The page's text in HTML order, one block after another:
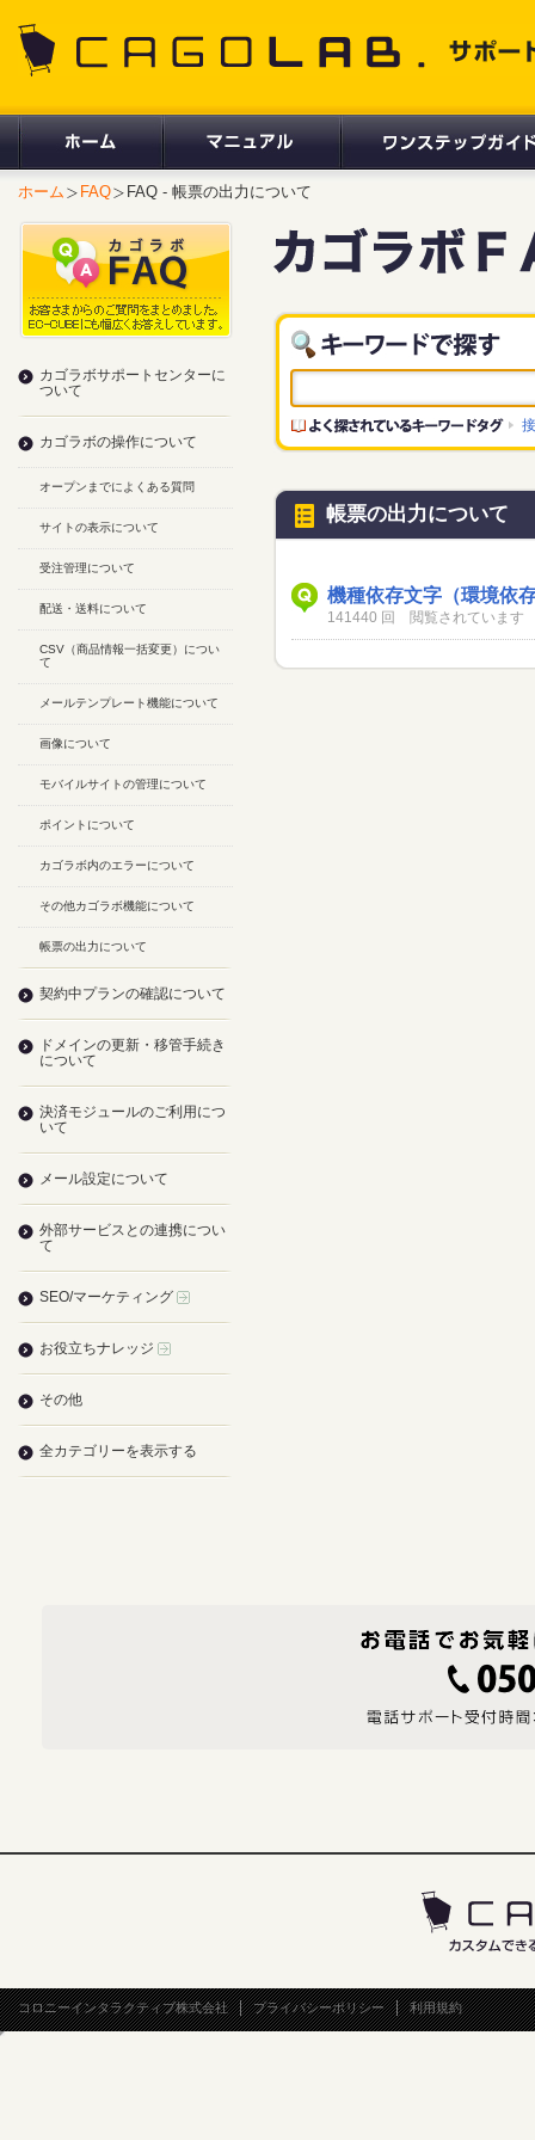
ホーム FAQ FAQ - 帳票の出力について
帳票の出力について
機種依存文字（環境依
141440 回 閲覧されています
カゴラボサポートセンターに
ついて
カゴラボの操作について
オープンまでによくある質問
サイトの表示について
受注管理について
配送・送料について
CSV（商品情報一括変更）につい
て
メールテンプレート機能について
画像について
モバイルサイトの管理について
ポイントについて
カゴラボ内のエラーについて
その他カゴラボ機能について
帳票の出力について
契約中プランの確認について
ドメインの更新・移管手続き
について
決済モジュールのご利用につ
いて
メール設定について
外部サービスとの連携につい
て
SEO/マーケティング
お役立ちナレッジ
その他
全カテゴリーを表示する
コロニーインタラクティブ株式会社 プライバシーポリシー 利用規約